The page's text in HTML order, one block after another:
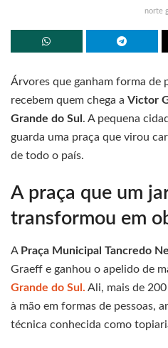
norte
Árvores que ganham forma de
recebem quem chega a Victor
Grande do Sul . A pequena
guarda uma praça que virou
de todo o país.
A praça que um
transformou em
A Praça Municipal Tancredo
Graeff e ganhou o apelido de
Grande do Sul. Ali, mais de
à mão em formas de pessoas,
técnica conhecida como